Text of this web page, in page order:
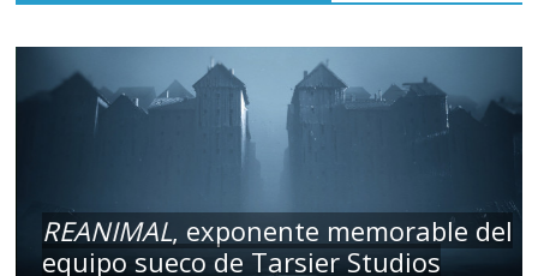
REANIMAL, exponente memorable del
equipo sueco de Tarsier Studios